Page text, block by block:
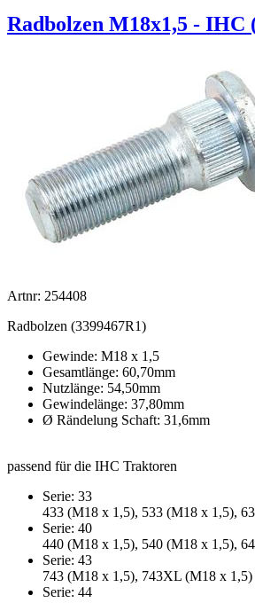
Radbolzen M18x1,5 - IHC
Artnr: 254408
Radbolzen (3399467R1)
Gewinde: M18 x 1,5
Gesamtlänge: 60,70mm
Nutzlänge: 54,50mm
Gewindelänge: 37,80mm
Ø Rändelung Schaft: 31,6mm
passend für die IHC Traktoren
Serie: 33
433 (M18 x 1,5), 533 (M18 x 1,5),
Serie: 40
440 (M18 x 1,5), 540 (M18 x 1,5),
Serie: 43
743 (M18 x 1,5), 743XL (M18 x 1,5)
Serie: 44